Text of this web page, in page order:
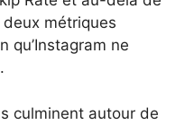
métriques
qu’Instagram ne
culminent autour de